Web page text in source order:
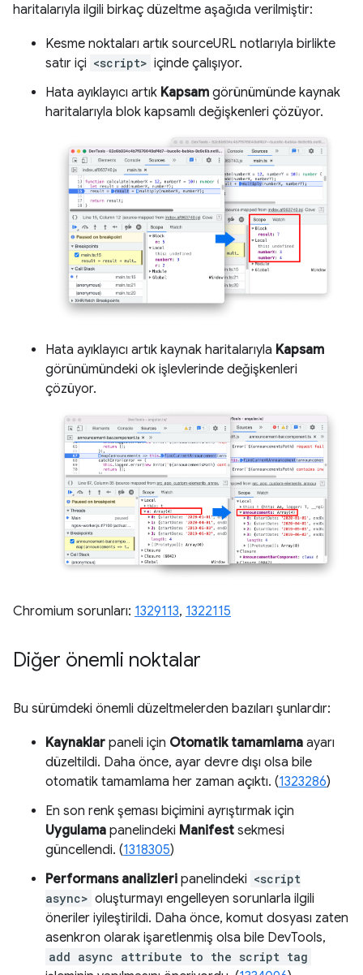
haritalarıyla ilgili birkaç düzeltme aşağıda verilmiştir:
Kesme noktaları artık sourceURL notlarıyla birlikte
satır içi <script> içinde çalışıyor.
Hata ayıklayıcı artık Kapsam görünümünde kaynak
haritalarıyla blok kapsamlı değişkenleri çözüyor.
Hata ayıklayıcı artık kaynak haritalarıyla Kapsam
görünümündeki ok işlevlerinde değişkenleri
çözüyor.
Chromium sorunları: 1329113, 1322115
Diğer önemli noktalar
Bu sürümdeki önemli düzeltmelerden bazıları şunlardır:
Kaynaklar paneli için Otomatik tamamlama ayarı
düzeltildi. Daha önce, ayar devre dışı olsa bile
otomatik tamamlama her zaman açıktı. (1323286)
En son renk şeması biçimini ayrıştırmak için
Uygulama panelindeki Manifest sekmesi
güncellendi. (1318305)
Performans analizleri panelindeki <script
async> oluşturmayı engelleyen sorunlarla ilgili
öneriler iyileştirildi. Daha önce, komut dosyası zaten
asenkron olarak işaretlenmiş olsa bile DevTools,
add async attribute to the script tag